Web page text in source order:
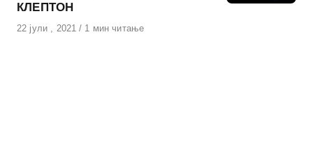
КЛЕПТОН
Објавено
22 јули , 2021 1 мин читање